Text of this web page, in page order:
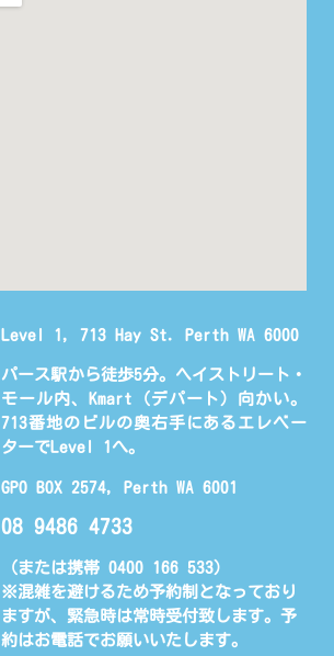
Level 1, 713 Hay St. Perth WA 6000
パース駅から徒歩5分。ヘイストリート・
モール内、Kmart（デパート）向かい。
713番地のビルの奥右手にあるエレベー
ターでLevel 1へ。
GPO BOX 2574, Perth WA 6001
08 9486 4733
（または携帯 0400 166 533)
※混雑を避けるため予約制となっており
ますが、緊急時は常時受付致します。予
約はお電話でお願いいたします。